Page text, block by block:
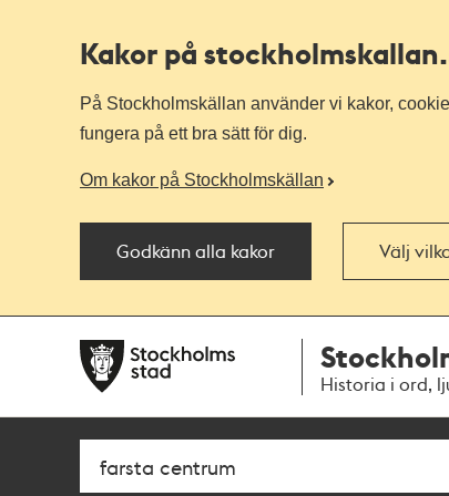
Kakor på stockholmskallan
På Stockholmskällan använder vi kakor,
fungera på ett bra sätt för dig.
Om kakor på Stockholmskällan
Godkänn alla kakor Välj
navigationen
huvudinnehållet
Historia i ord,
Sök